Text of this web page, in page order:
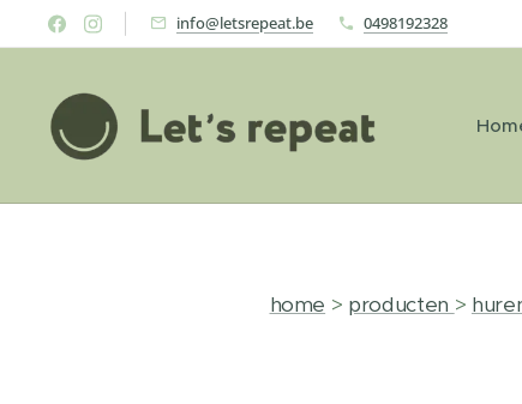
info@letsrepeat.be 0498192328
home > producten >